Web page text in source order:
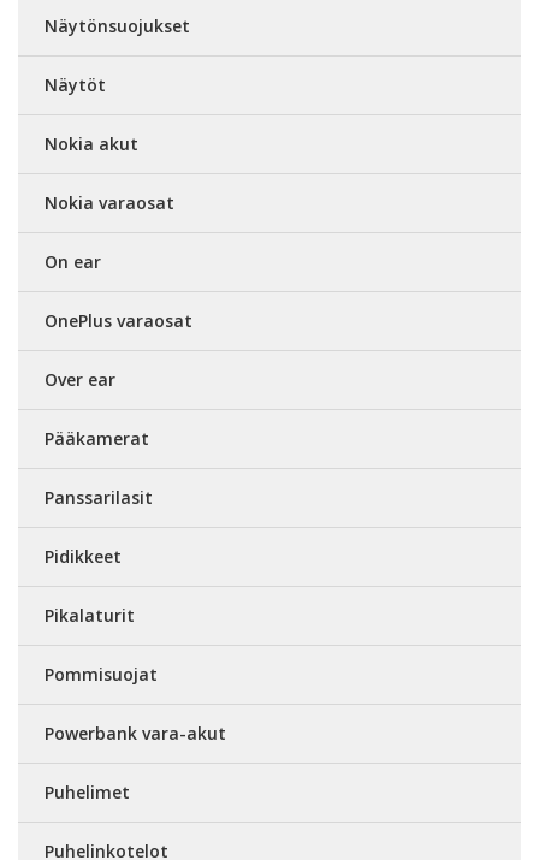
Näytönsuojukset
Näytöt
Nokia akut
Nokia varaosat
On ear
OnePlus varaosat
Over ear
Pääkamerat
Panssarilasit
Pidikkeet
Pikalaturit
Pommisuojat
Powerbank vara-akut
Puhelimet
Puhelinkotelot